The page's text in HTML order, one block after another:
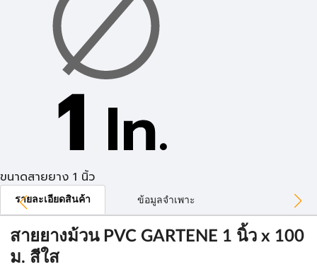
ขนาดสายยาง 1 นิ้ว
รายละเอียดสินค้า ข้อมูลจำเพาะ
สายยางม้วน PVC GARTENE 1 นิ้ว x 100
ม. สีใส